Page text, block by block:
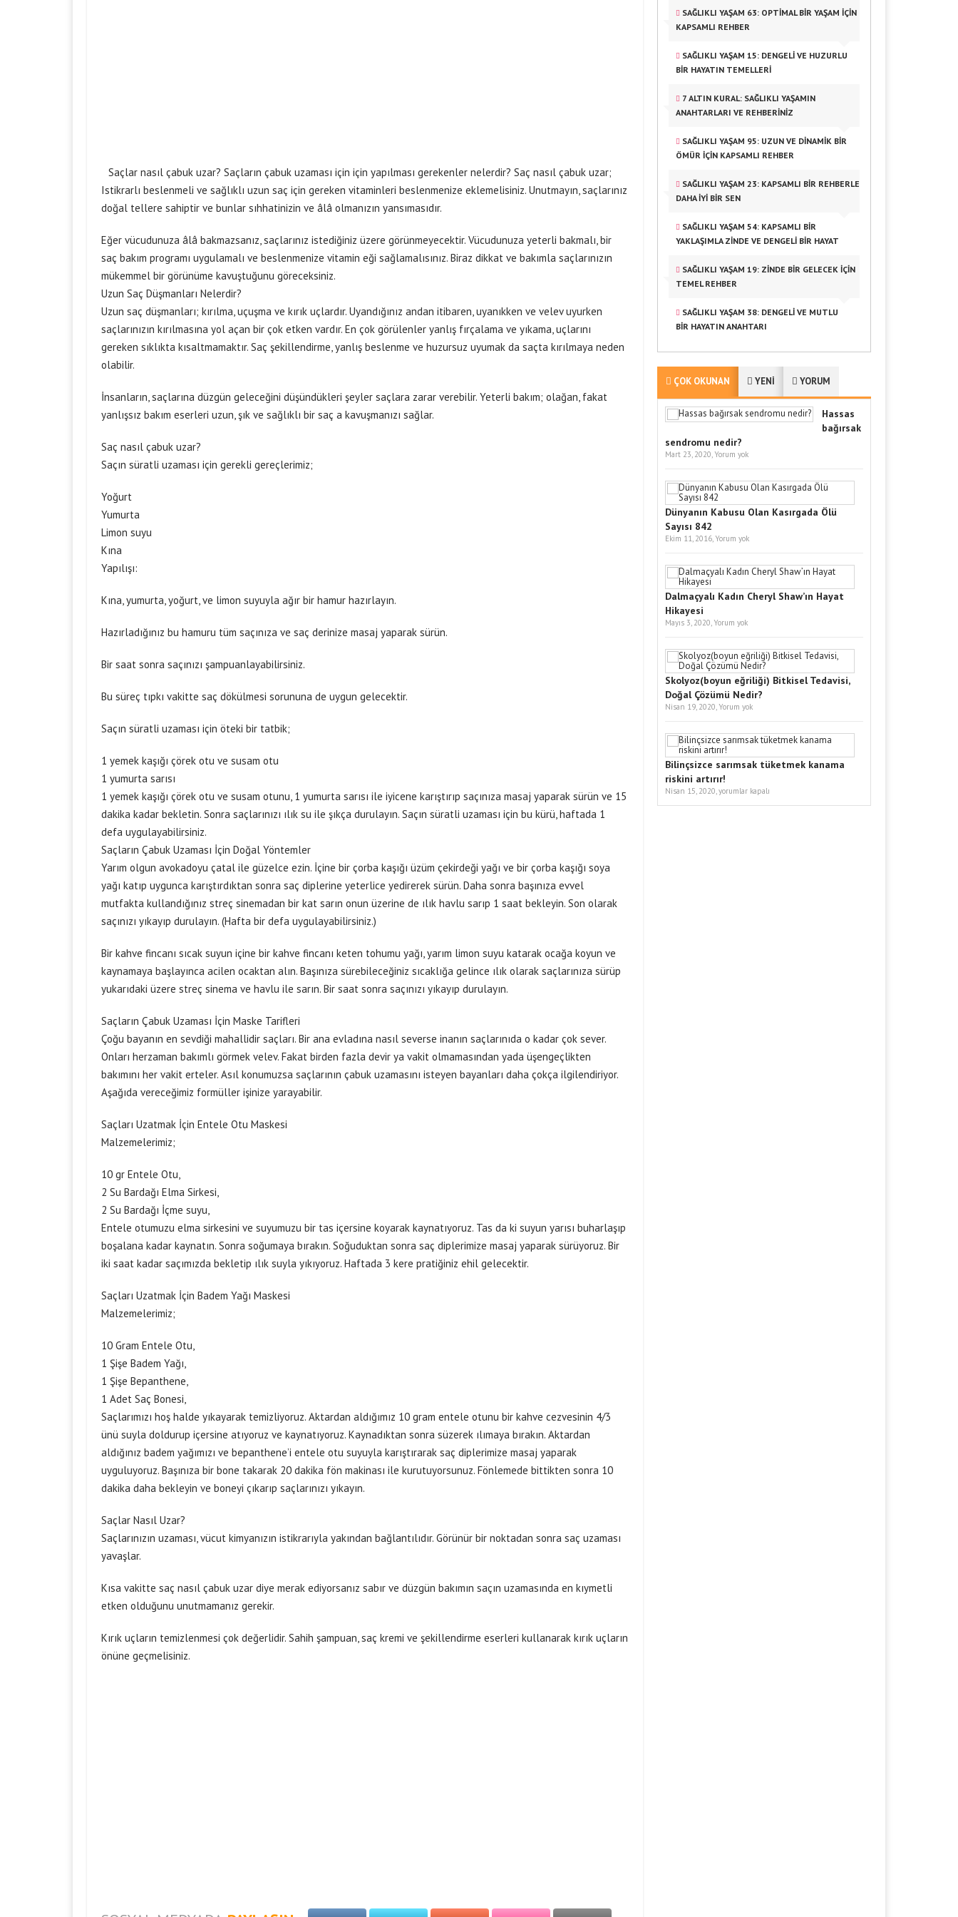
Saçlar nasıl çabuk uzar? Saçların çabuk uzaması için için yapılması gerekenler nelerdir? Saç nasıl çabuk uzar;
Istikrarlı beslenmeli ve sağlıklı uzun saç için gereken vitaminleri beslenmenize eklemelisiniz. Unutmayın, saçlarınız
doğal tellere sahiptir ve bunlar sıhhatinizin ve âlâ olmanızın yansımasıdır.
Eğer vücudunuza âlâ bakmazsanız, saçlarınız istediğiniz üzere görünmeyecektir. Vücudunuza yeterli bakmalı, bir
saç bakım programı uygulamalı ve beslenmenize vitamin eği sağlamalısınız. Biraz dikkat ve bakımla saçlarınızın
mükemmel bir görünüme kavuştuğunu göreceksiniz.
Uzun Saç Düşmanları Nelerdir?
Uzun saç düşmanları; kırılma, uçuşma ve kırık uçlardır. Uyandığınız andan itibaren, uyanıkken ve velev uyurken
saçlarınızın kırılmasına yol açan bir çok etken vardır. En çok görülenler yanlış fırçalama ve yıkama, uçlarını
gereken sıklıkta kısaltmamaktır. Saç şekillendirme, yanlış beslenme ve huzursuz uyumak da saçta kırılmaya neden
olabilir.
İnsanların, saçlarına düzgün geleceğini düşündükleri şeyler saçlara zarar verebilir. Yeterli bakım; olağan, fakat
yanlışsız bakım eserleri uzun, şık ve sağlıklı bir saç a kavuşmanızı sağlar.
Saç nasıl çabuk uzar?
Saçın süratli uzaması için gerekli gereçlerimiz;
Yoğurt
Yumurta
Limon suyu
Kına
Yapılışı:
Kına, yumurta, yoğurt, ve limon suyuyla ağır bir hamur hazırlayın.
Hazırladığınız bu hamuru tüm saçınıza ve saç derinize masaj yaparak sürün.
Bir saat sonra saçınızı şampuanlayabilirsiniz.
Bu süreç tıpkı vakitte saç dökülmesi sorununa de uygun gelecektir.
Saçın süratli uzaması için öteki bir tatbik;
1 yemek kaşığı çörek otu ve susam otu
1 yumurta sarısı
1 yemek kaşığı çörek otu ve susam otunu, 1 yumurta sarısı ile iyicene karıştırıp saçınıza masaj yaparak sürün ve 15
dakika kadar bekletin. Sonra saçlarınızı ılık su ile şıkça durulayın. Saçın süratli uzaması için bu kürü, haftada 1
defa uygulayabilirsiniz.
Saçların Çabuk Uzaması İçin Doğal Yöntemler
Yarım olgun avokadoyu çatal ile güzelce ezin. İçine bir çorba kaşığı üzüm çekirdeği yağı ve bir çorba kaşığı soya
yağı katıp uygunca karıştırdıktan sonra saç diplerine yeterlice yedirerek sürün. Daha sonra başınıza evvel
mutfakta kullandığınız streç sinemadan bir kat sarın onun üzerine de ılık havlu sarıp 1 saat bekleyin. Son olarak
saçınızı yıkayıp durulayın. (Hafta bir defa uygulayabilirsiniz.)
Bir kahve fincanı sıcak suyun içine bir kahve fincanı keten tohumu yağı, yarım limon suyu katarak ocağa koyun ve
kaynamaya başlayınca acilen ocaktan alın. Başınıza sürebileceğiniz sıcaklığa gelince ılık olarak saçlarınıza sürüp
yukarıdaki üzere streç sinema ve havlu ile sarın. Bir saat sonra saçınızı yıkayıp durulayın.
Saçların Çabuk Uzaması İçin Maske Tarifleri
Çoğu bayanın en sevdiği mahallidir saçları. Bir ana evladına nasıl severse inanın saçlarınıda o kadar çok sever.
Onları herzaman bakımlı görmek velev. Fakat birden fazla devir ya vakit olmamasından yada üşengeçlikten
bakımını her vakit erteler. Asıl konumuzsa saçlarının çabuk uzamasını isteyen bayanları daha çokça ilgilendiriyor.
Aşağıda vereceğimiz formüller işinize yarayabilir.
Saçları Uzatmak İçin Entele Otu Maskesi
Malzemelerimiz;
10 gr Entele Otu,
2 Su Bardağı Elma Sirkesi,
2 Su Bardağı İçme suyu,
Entele otumuzu elma sirkesini ve suyumuzu bir tas içersine koyarak kaynatıyoruz. Tas da ki suyun yarısı buharlaşıp
boşalana kadar kaynatın. Sonra soğumaya bırakın. Soğuduktan sonra saç diplerimize masaj yaparak sürüyoruz. Bir
iki saat kadar saçımızda bekletip ılık suyla yıkıyoruz. Haftada 3 kere pratiğiniz ehil gelecektir.
Saçları Uzatmak İçin Badem Yağı Maskesi
Malzemelerimiz;
10 Gram Entele Otu,
1 Şişe Badem Yağı,
1 Şişe Bepanthene,
1 Adet Saç Bonesi,
Saçlarımızı hoş halde yıkayarak temizliyoruz. Aktardan aldığımız 10 gram entele otunu bir kahve cezvesinin 4/3
ünü suyla doldurup içersine atıyoruz ve kaynatıyoruz. Kaynadıktan sonra süzerek ılımaya bırakın. Aktardan
aldığınız badem yağımızı ve bepanthene’i entele otu suyuyla karıştırarak saç diplerimize masaj yaparak
uyguluyoruz. Başınıza bir bone takarak 20 dakika fön makinası ile kurutuyorsunuz. Fönlemede bittikten sonra 10
dakika daha bekleyin ve boneyi çıkarıp saçlarınızı yıkayın.
Saçlar Nasıl Uzar?
Saçlarınızın uzaması, vücut kimyanızın istikrarıyla yakından bağlantılıdır. Görünür bir noktadan sonra saç uzaması
yavaşlar.
Kısa vakitte saç nasıl çabuk uzar diye merak ediyorsanız sabır ve düzgün bakımın saçın uzamasında en kıymetli
etken olduğunu unutmamanız gerekir.
Kırık uçların temizlenmesi çok değerlidir. Sahih şampuan, saç kremi ve şekillendirme eserleri kullanarak kırık uçların
önüne geçmelisiniz.
SAĞLIKLI YAŞAM 63: OPTIMAL BIR YAŞAM İÇIN
KAPSAMLI REHBER
SAĞLIKLI YAŞAM 15: DENGELI VE HUZURLU
BIR HAYATIN TEMELLERI
7 ALTIN KURAL: SAĞLIKLI YAŞAMIN
ANAHTARLARI VE REHBERINIZ
SAĞLIKLI YAŞAM 95: UZUN VE DINAMIK BIR
ÖMÜR İÇIN KAPSAMLI REHBER
SAĞLIKLI YAŞAM 23: KAPSAMLI BIR REHBERLE
DAHA İYI BIR SEN
SAĞLIKLI YAŞAM 54: KAPSAMLI BIR
YAKLAŞIMLA ZINDE VE DENGELI BIR HAYAT
SAĞLIKLI YAŞAM 19: ZINDE BIR GELECEK İÇIN
TEMEL REHBER
SAĞLIKLI YAŞAM 38: DENGELI VE MUTLU
BIR HAYATIN ANAHTARI
ÇOK OKUNAN YENİ YORUM
Hassas
bağırsak
sendromu nedir?
Mart 23, 2020, Yorum yok
Dünyanın Kabusu Olan Kasırgada Ölü
Sayısı 842
Ekim 11, 2016, Yorum yok
Dalmaçyalı Kadın Cheryl Shaw’ın Hayat
Hikayesi
Mayıs 3, 2020, Yorum yok
Skolyoz(boyun eğriliği) Bitkisel Tedavisi,
Doğal Çözümü Nedir?
Nisan 19, 2020, Yorum yok
Bilinçsizce sarımsak tüketmek kanama
riskini artırır!
Nisan 15, 2020,yorumlar kapalı